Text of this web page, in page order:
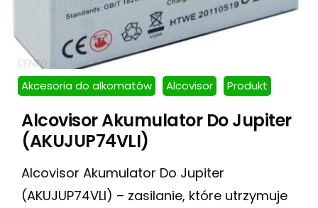
Akcesoria do alkomatów Alcovisor Produkt
Alcovisor Akumulator Do Jupiter
(AKUJUP74VLI)
Alcovisor Akumulator Do Jupiter
(AKUJUP74VLI) – zasilanie, które utrzymuje